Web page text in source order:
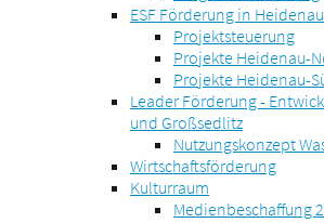
ESF Förderung in
Projektsteuerung
Projekte Heidenau-
Projekte Heidenau-
Leader Förderung -
und Großsedlitz
Nutzungskonzept
Wirtschaftsförderung
Kulturraum
Medienbeschaffung